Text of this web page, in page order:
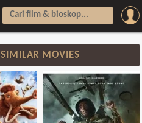
SIMILAR MOVIES